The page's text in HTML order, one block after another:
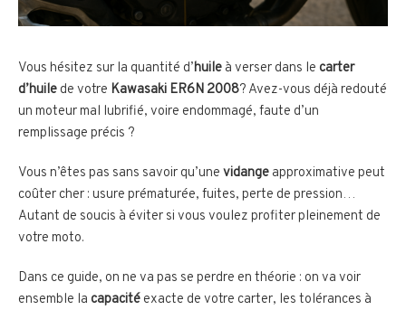
Vous hésitez sur la quantité d’huile à verser dans le carter
d’huile de votre Kawasaki ER6N 2008? Avez-vous déjà redouté
un moteur mal lubrifié, voire endommagé, faute d’un
remplissage précis ?
Vous n’êtes pas sans savoir qu’une vidange approximative peut
coûter cher : usure prématurée, fuites, perte de pression…
Autant de soucis à éviter si vous voulez profiter pleinement de
votre moto.
Dans ce guide, on ne va pas se perdre en théorie : on va voir
ensemble la capacité exacte de votre carter, les tolérances à